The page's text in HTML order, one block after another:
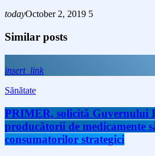
todayOctober 2, 2019 5
Similar posts
insert_link
Sănătate
PRIMER, solicită Guvernului
producătorii de medicamente
consumatorilor strategici